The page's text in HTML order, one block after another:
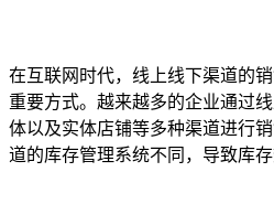
在互联网时代，线上线下渠道的
重要方式。越来越多的企业通过
体以及实体店铺等多种渠道进行
道的库存管理系统不同，导致库存